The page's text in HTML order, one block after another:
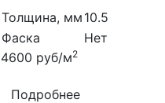
Толщина, мм 10.5
Фаска
Нет
4600 руб/м2
Подробнее